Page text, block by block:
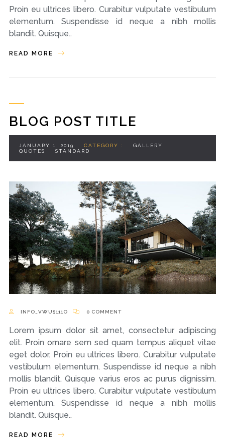
Proin eu ultrices libero. Curabitur vulputate vestibulum
elementum. Suspendisse id neque a nibh mollis
blandit. Quisque..
READ MORE
BLOG POST TITLE
JANUARY 1, 2019 CATEGORY :
GALLERY
QUOTES
STANDARD
INFO_VWU5111O 0 COMMENT
Lorem ipsum dolor sit amet, consectetur adipiscing
elit. Proin ornare sem sed quam tempus aliquet vitae
eget dolor. Proin eu ultrices libero. Curabitur vulputate
vestibulum elementum. Suspendisse id neque a nibh
mollis blandit. Quisque varius eros ac purus dignissim.
Proin eu ultrices libero. Curabitur vulputate vestibulum
elementum. Suspendisse id neque a nibh mollis
blandit. Quisque..
READ MORE